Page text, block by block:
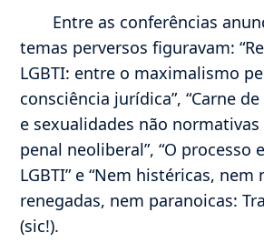
Entre as conferências
temas perversos figuravam:
LGBTI: entre o maximalismo
consciência jurídica”, “Carne
e sexualidades não
penal neoliberal”, “O processo
LGBTI” e “Nem histéricas,
renegadas, nem paranoicas:
(sic!).